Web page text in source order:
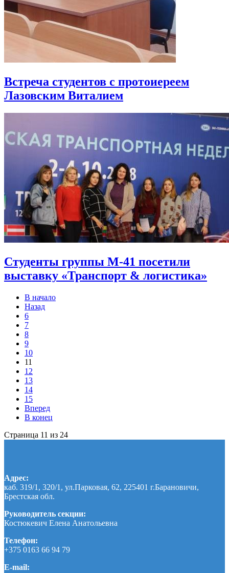
Встреча студентов с протоиереем
Лазовским Виталием
Студенты группы М-41 посетили
выставку «Транспорт & логистика»
В начало
Назад
6
7
8
9
10
11
12
13
14
15
Вперед
В конец
Страница 11 из 24
Адрес:
каб. 319/1, 320/1, ул.Парковая, 62, 225401 г.Барановичи,
Брестская обл.
Руководитель секции:
Костюкевич Елена Анатольевна
Телефон:
+375 0163 66 94 79
E-mail: